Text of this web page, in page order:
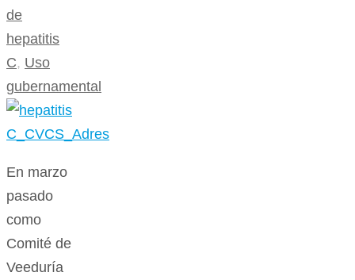
de
hepatitis
C, Uso
gubernamental
En marzo
pasado
como
Comité de
Veeduría